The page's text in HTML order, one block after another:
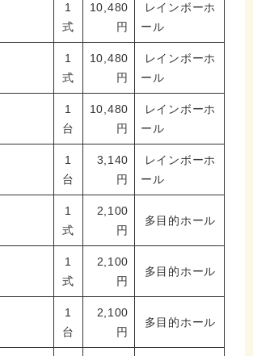
1
式
10,480
円
レインボーホ
ール
1
式
10,480
円
レインボーホ
ール
1
台
10,480
円
レインボーホ
ール
1
台
3,140
円
レインボーホ
ール
1
式
2,100
円
多目的ホール
1
式
2,100
円
多目的ホール
1
台
2,100
円
多目的ホール